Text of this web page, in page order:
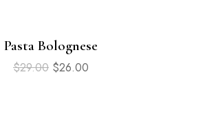
Pasta Bolognese
$29.00 $26.00